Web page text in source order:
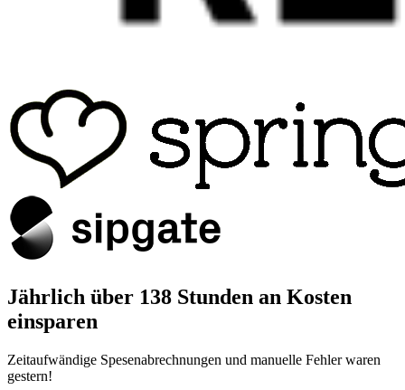
Jährlich über 138 Stunden an Kosten
einsparen
Zeitaufwändige Spesenabrechnungen und manuelle Fehler waren
gestern!